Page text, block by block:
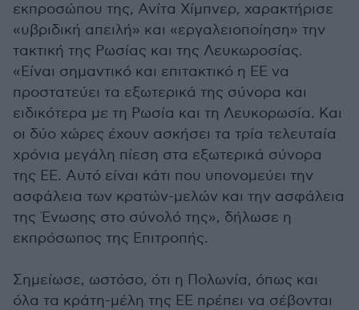
εκπροσώπου της, Ανίτα Χίμπνερ, χαρακτήρισε
«υβριδική απειλή» και «εργαλειοποίηση» την
τακτική της Ρωσίας και της Λευκωροσίας.
«Είναι σημαντικό και επιτακτικό η ΕΕ να
προστατεύει τα εξωτερικά της σύνορα και
ειδικότερα με τη Ρωσία και τη Λευκορωσία. Και
οι δύο χώρες έχουν ασκήσει τα τρία τελευταία
χρόνια μεγάλη πίεση στα εξωτερικά σύνορα
της ΕΕ. Αυτό είναι κάτι που υπονομεύει την
ασφάλεια των κρατών-μελών και την ασφάλεια
της Ένωσης στο σύνολό της», δήλωσε η
εκπρόσωπος της Επιτροπής.
Σημείωσε, ωστόσο, ότι η Πολωνία, όπως και
όλα τα κράτη-μέλη της ΕΕ πρέπει να σέβονται